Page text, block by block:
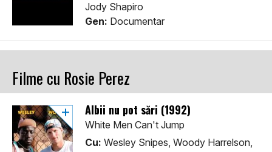
Jody Shapiro
Gen: Documentar
Filme cu Rosie Perez
Albii nu pot sări (1992)
White Men Can't Jump
Cu: Wesley Snipes, Woody Harrelson,